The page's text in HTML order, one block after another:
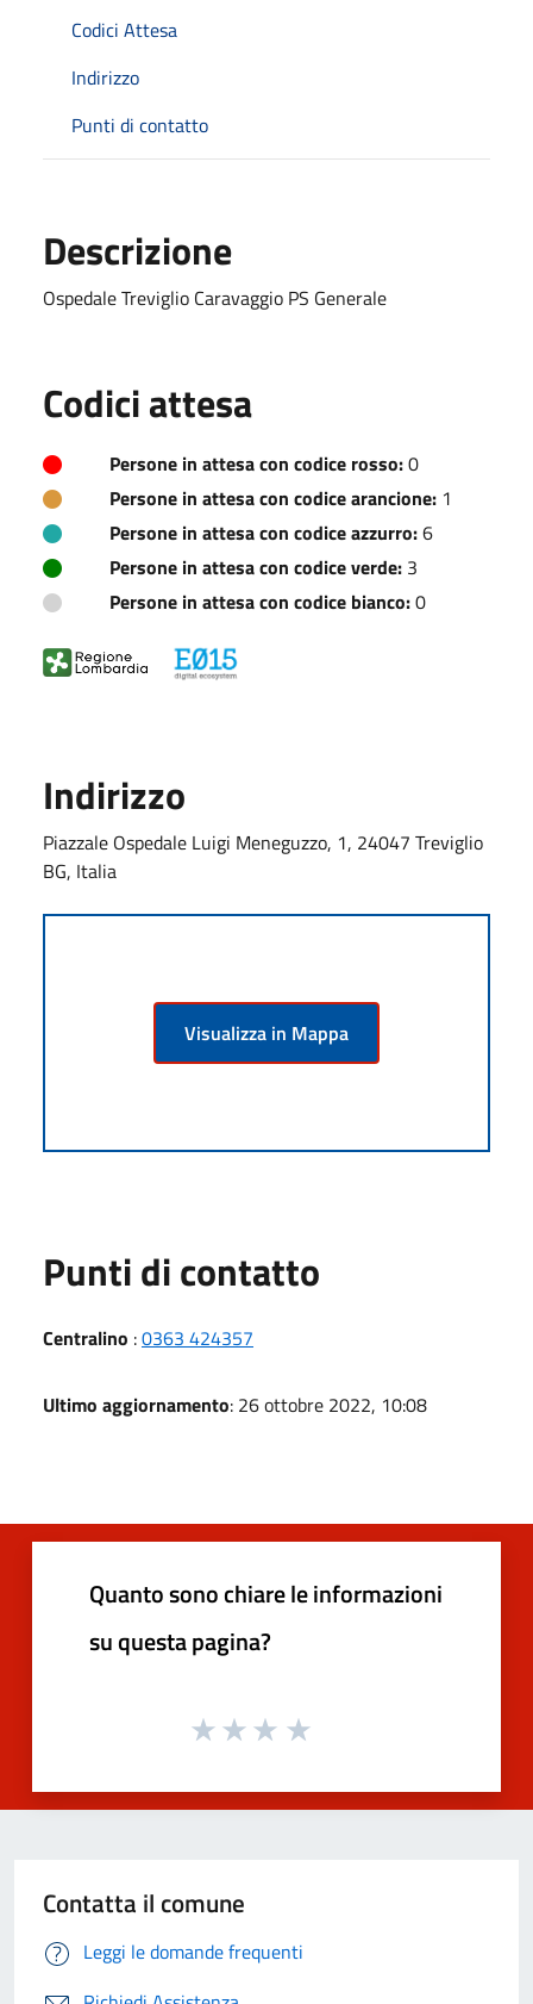
Codici Attesa
Indirizzo
Punti di contatto
Descrizione
Ospedale Treviglio Caravaggio PS Generale
Codici attesa
Persone in attesa con codice rosso:0
Persone in attesa con codice arancione: 1
Persone in attesa con codice azzurro:6
Persone in attesa con codice verde: 3
Persone in attesa con codice bianco:0
Indirizzo
Piazzale Ospedale Luigi Meneguzzo, 1, 24047 Treviglio
BG, Italia
Visualizza in Mappa
Punti di contatto
Centralino :0363 424357
Ultimo aggiornamento: 26 ottobre 2022, 10:08
Quanto sono chiare le informazioni
su questa pagina?
Contatta il comune
Leggi le domande frequenti